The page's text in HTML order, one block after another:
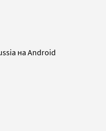
на Android